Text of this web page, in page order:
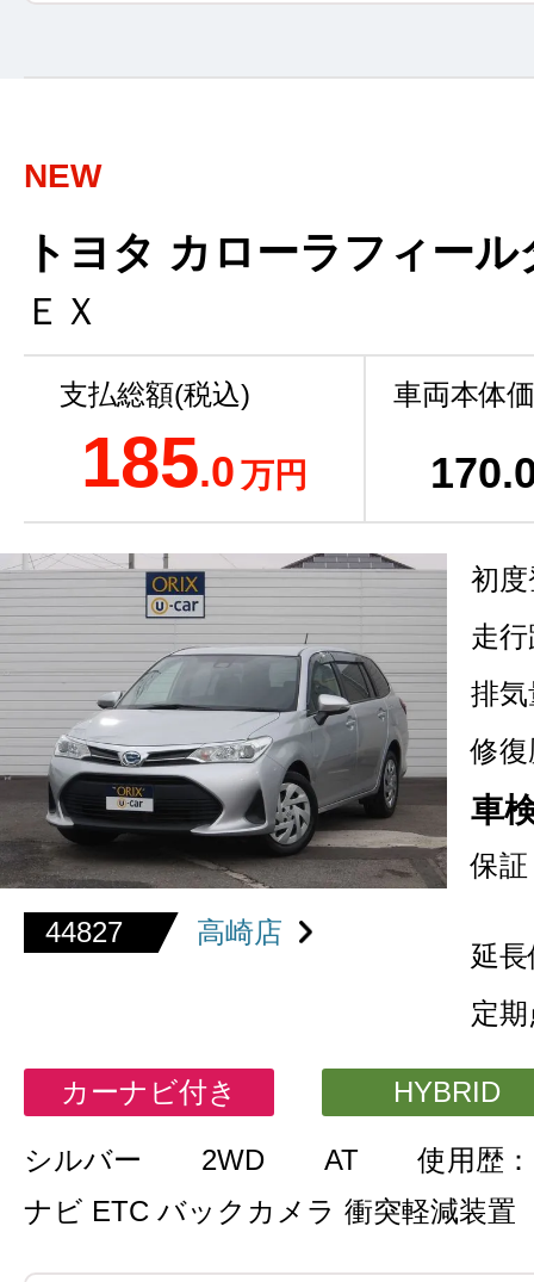
NEW
トヨタ カローラフィー
ＥＸ
支払総額(税込)
185.0万円
車両本体
170
44827 高崎店
初
走
排気
修復
車
保証
延
定
カーナビ付き HYBRID
シルバー 2WD AT
使用歴
ナビ ETC バックカメラ 衝突軽減装置